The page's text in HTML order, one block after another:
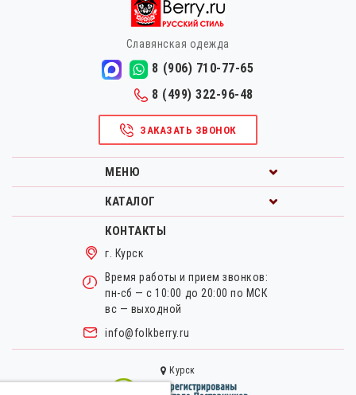
Славянская одежда
8 (906) 710-77-65
8 (499) 322-96-48
ЗАКАЗАТЬ ЗВОНОК
МЕНЮ
КАТАЛОГ
КОНТАКТЫ
г. Курск
Время работы и прием звонков:
пн-сб — с 10:00 до 20:00 по МСК
вс — выходной
info@folkberry.ru
Курск